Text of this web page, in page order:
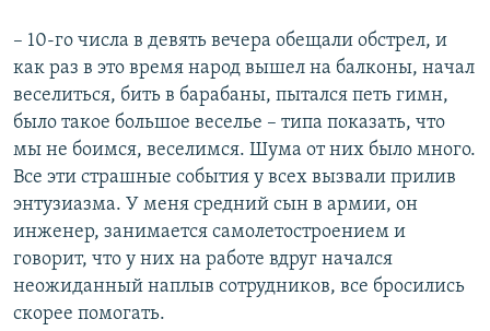
– 10-го числа в девять вечера обещали обстрел, и
как раз в это время народ вышел на балконы, начал
веселиться, бить в барабаны, пытался петь гимн,
было такое большое веселье – типа показать, что
мы не боимся, веселимся. Шума от них было много.
Все эти страшные события у всех вызвали прилив
энтузиазма. У меня средний сын в армии, он
инженер, занимается самолетостроением и
говорит, что у них на работе вдруг начался
неожиданный наплыв сотрудников, все бросились
скорее помогать.